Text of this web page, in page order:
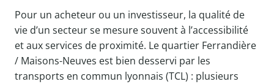
Pour un acheteur ou un investisseur, la qualité de
vie d’un secteur se mesure souvent à l’accessibilité
et aux services de proximité. Le quartier Ferrandière
/ Maisons-Neuves est bien desservi par les
transports en commun lyonnais (TCL) : plusieurs